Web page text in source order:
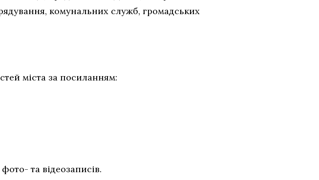
комунальних служб, громадських
міста за посиланням:
та відеозаписів.